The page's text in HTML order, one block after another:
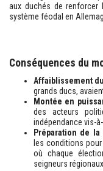
aux duchés de renforcer
système féodal en
Conséquences du
Affaiblissement
grands ducs,
Montée en
des acteurs
indépendance vis-
Préparation de
les conditions pour
où chaque
seigneurs régionaux.